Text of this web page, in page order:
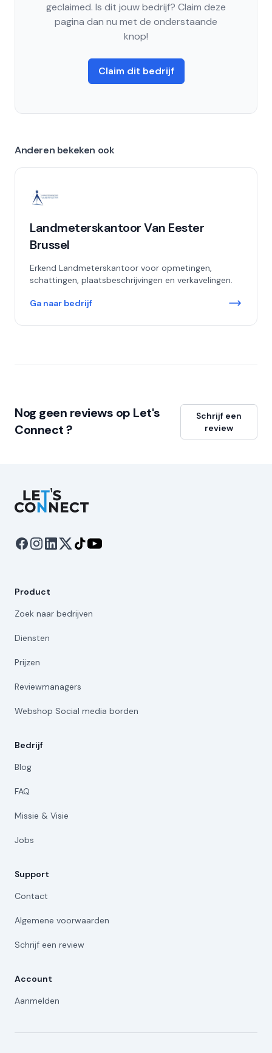
geclaimed. Is dit jouw bedrijf? Claim deze
pagina dan nu met de onderstaande
knop!
Claim dit bedrijf
Anderen bekeken ook
Landmeterskantoor Van Eester
Brussel
Erkend Landmeterskantoor voor opmetingen,
schattingen, plaatsbeschrijvingen en verkavelingen.
Ga naar bedrijf
Nog geen reviews op Let's
Connect ?
Schrijf een
review
Let's Connect
Product
Zoek naar bedrijven
Diensten
Prijzen
Reviewmanagers
Webshop Social media borden
Bedrijf
Blog
FAQ
Missie & Visie
Jobs
Support
Contact
Algemene voorwaarden
Schrijf een review
Account
Aanmelden